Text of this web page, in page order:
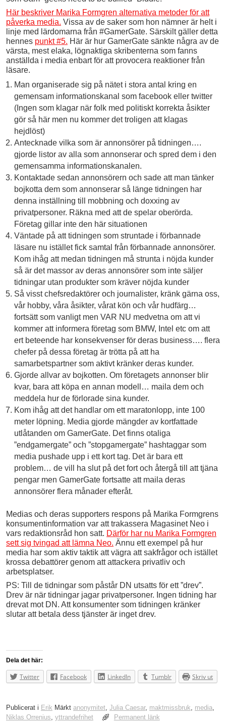
Här beskriver Marika Formgren alternativa metoder för att
påverka media. Vissa av de saker som hon nämner är helt i
linje med lärdomarna från #GamerGate. Särskilt gäller detta
hennes punkt #5. Här är hur GamerGate sänkte några av de
värsta, mest elaka, lögnaktiga skribenterna som fanns
anställda i media enbart för att provocera reaktioner från
läsare.
Man organiserade sig på nätet i stora antal kring en
gemensam informationskanal som facebook eller twitter
(Ingen som klagar när folk med politiskt korrekta åsikter
gör så här men nu kommer det troligen att klagas
hejdlöst)
Antecknade vilka som är annonsörer på tidningen….
gjorde listor av alla som annonserar och spred dem i den
gemensamma informationskanalen.
Kontaktade sedan annonsörern och sade att man tänker
bojkotta dem som annonserar så länge tidningen har
denna inställning till mobbning och doxxing av
privatpersoner. Räkna med att de spelar oberörda.
Företag gillar inte den här situationen
Väntade på att tidningen som struntade i förbannade
läsare nu istället fick samtal från förbannade annonsörer.
Kom ihåg att medan tidningen må strunta i nöjda kunder
så är det massor av deras annonsörer som inte säljer
tidningar utan produkter som kräver nöjda kunder
Så visst chefsredaktörer och journalister, kränk gärna oss,
vår hobby, våra åsikter, vårat kön och vår hudfärg…
fortsätt som vanligt men VAR NU medvetna om att vi
kommer att informera företag som BMW, Intel etc om att
ert beteende har konsekvenser för deras business…. flera
chefer på dessa företag är trötta på att ha
samarbetspartner som aktivt kränker deras kunder.
Gjorde allvar av bojkotten. Om företagets annonser blir
kvar, bara att köpa en annan modell… maila dem och
meddela hur de förlorade sina kunder.
Kom ihåg att det handlar om ett maratonlopp, inte 100
meter löpning. Media gjorde mängder av kortfattade
utlåtanden om GamerGate. Det finns otaliga
”endgamergate” och ”stopgamergate” hashtaggar som
media pushade upp i ett kort tag. Det är bara ett
problem… de vill ha slut på det fort och återgå till att tjäna
pengar men GamerGate fortsatte att maila deras
annonsörer flera månader efteråt.
Medias och deras supporters respons på Marika Formgrens
konsumentinformation var att trakassera Magasinet Neo i
vars redaktionsråd hon satt. Därför har nu Marika Formgren
sett sig tvingad att lämna Neo. Ännu ett exempel på hur
media har som aktiv taktik att vägra att sakfrågor och istället
krossa debattörer genom att attackera privatliv och
arbetsplatser.
PS: Till de tidningar som påstår DN utsatts för ett ”drev”.
Drev är när tidningar jagar privatpersoner. Ingen tidning har
drevat mot DN. Att konsumenter som tidningen kränker
slutar att betala dess tjänster är inget drev.
Dela det här:
Twitter Facebook LinkedIn Tumblr Skriv ut
Publicerat i Erik Märkt anonymitet Julia Caesar, maktmissbruk media
Niklas Orrenius yttrandefrihet Permanent länk